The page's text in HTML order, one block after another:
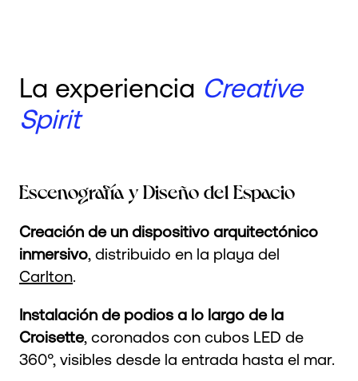
La experiencia Creative
Spirit
Escenografía y Diseño del Espacio
Creación de un dispositivo arquitectónico
inmersivo, distribuido en la playa del
Carlton.
Instalación de podios a lo largo de la
Croisette, coronados con cubos LED de
360°, visibles desde la entrada hasta el mar.